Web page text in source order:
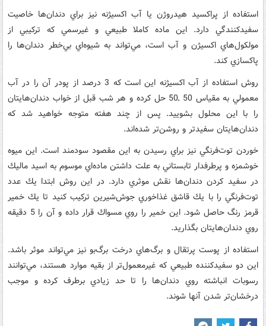
استفاده از پراكسيد هيدروژن يا آب اكسيژنه نيز براي دندان‌ها خاصيت
سفيدكنندگي دارد. اين ماده كاملا طبيعي و غيرسمي كه تركيبي از
مولكول‌هاي اكسيژن و آب است، مي‌تواند به شيوه‌اي بي‌خطر دندان‌ها را
پاكسازي كند.
روش استفاده از آب اكسيژنه اين است كه 3 درصد از پودر آن را در آب
معمولي به مقياس 50‌‌ ـ‌50 حل كرده و هر شب قبل از خواب دندان‌هايتان
را با اين محلول بشوييد. پس از چند هفته متوجه خواهيد شد كه
دندان‌هايتان سفيدتر و روشن‌تر شده‌اند.
خوردن توت‌فرنگي نيز براي رسيدن به اين مقصود سودمند است. اين ميوه
خوشمزه و پرطرفدار تابستاني به علت داشتن ماده‌اي موسوم به اسيد ماليك
در سفيد كردن دندان‌ها نقش موثري دارد. در اين روش ابتدا يك عدد
توت‌فرنگي را با يك قاشق غذاخوري جوش‌شيرين تركيب كنيد تا يك خمير
قرمز رنگ حاصل شود. اين خمير را روي مسواك قرار داده و آن را 5 دقيقه
روي دندان‌هايتان بگذاريد.
استفاده از پوست پرتقال و برگ‌هاي درخت برگ‌بو نيز مي‌تواند موثر باشد.
اين دو سفيدكننده طبيعي كه غيرمعمول‌تر از بقيه موارد هستند، مي‌توانند
رسوبات انباشته روي دندان‌ها را تا حد زيادي برطرف كرده و موجب
درخشان‌تر شدن آنها شوند.